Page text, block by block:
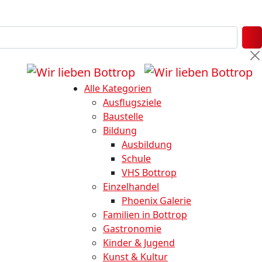
Alle Kategorien
Ausflugsziele
Baustelle
Bildung
Ausbildung
Schule
VHS Bottrop
Einzelhandel
Phoenix Galerie
Familien in Bottrop
Gastronomie
Kinder & Jugend
Kunst & Kultur